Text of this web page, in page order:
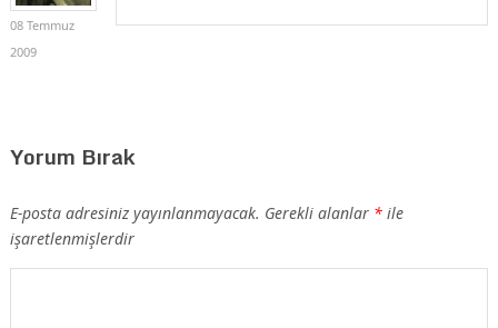
08 Temmuz
2009
Yorum Bırak
E-posta adresiniz yayınlanmayacak. Gerekli alanlar *ile
işaretlenmişlerdir